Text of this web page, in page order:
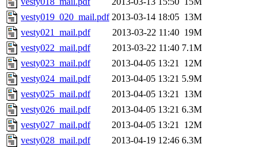
vesty019_020_mail.pdf 2013-03-14 18:05 13M
vesty021_mail.pdf
2013-03-22 11:40 19M
vesty022_mail.pdf
2013-03-22 11:40 7.1M
vesty023_mail.pdf
2013-04-05 13:21 12M
vesty024_mail.pdf
2013-04-05 13:21 5.9M
vesty025_mail.pdf
2013-04-05 13:21 13M
vesty026_mail.pdf
2013-04-05 13:21 6.3M
vesty027_mail.pdf
2013-04-05 13:21 12M
vesty028_mail.pdf
2013-04-19 12:46 6.3M